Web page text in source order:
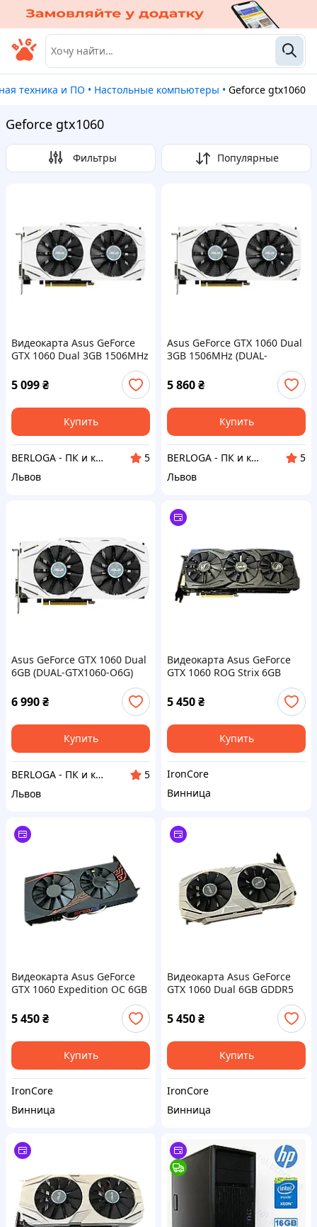
техника и ПО • Настольные компьютеры • Geforce gtx1060
Geforce gtx1060
Фильтры Популярные
Видеокарта Asus GeForce
GTX 1060 Dual 3GB 1506MHz
(DUAL-GTX1060-O3G) OEM
5 099₴
Купить
BERLOGA - ПК и комплектующие
5
Львов
Asus GeForce GTX 1060 Dual
3GB 1506MHz (DUAL-
5 860₴
Купить
BERLOGA - ПК и комплектующие
5
Львов
Asus GeForce GTX 1060 Dual
6GB (DUAL-GTX1060-O6G)
6 990₴
Купить
BERLOGA - ПК и комплектующие
5
Львов
Видеокарта Asus GeForce
GTX 1060 ROG Strix 6GB
GDDR5 (STRIX-GTX1060-6G-
GAMING) Б/У
5 450₴
Купить
IronCore
Винница
Видеокарта Asus GeForce
GTX 1060 Expedition OC 6GB
GDDR5 (EX-GTX1060-6G) Б/У
5 450₴
Купить
IronCore
Винница
Видеокарта Asus GeForce
GTX 1060 Dual 6GB GDDR5
5 450₴
Купить
IronCore
Винница